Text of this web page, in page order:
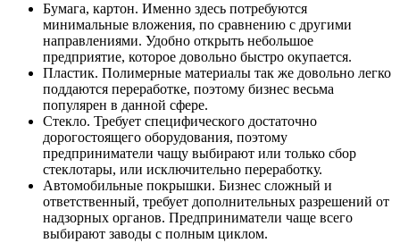
Бумага, картон. Именно здесь потребуются
минимальные вложения, по сравнению с другими
направлениями. Удобно открыть небольшое
предприятие, которое довольно быстро окупается.
Пластик. Полимерные материалы так же довольно легко
поддаются переработке, поэтому бизнес весьма
популярен в данной сфере.
Стекло. Требует специфического достаточно
дорогостоящего оборудования, поэтому
предприниматели чащу выбирают или только сбор
стеклотары, или исключительно переработку.
Автомобильные покрышки. Бизнес сложный и
ответственный, требует дополнительных разрешений от
надзорных органов. Предприниматели чаще всего
выбирают заводы с полным циклом.